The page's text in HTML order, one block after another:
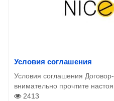
Условия соглашения
Условия соглашения
внимательно прочтите
2413